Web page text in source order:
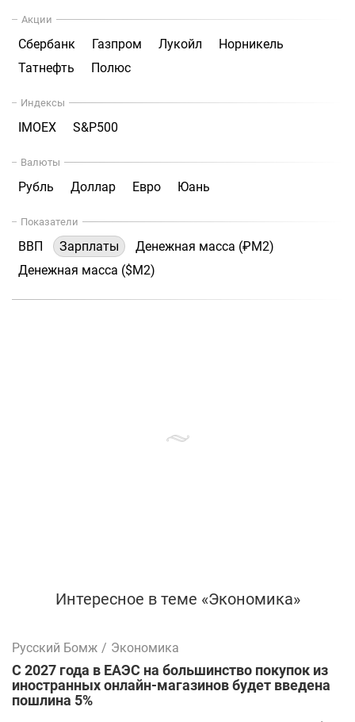
Акции
Сбербанк Газпром Лукойл
Норникель
Татнефть
Полюс
Индексы
IMOEX S&P500
Валюты
Рубль Доллар Евро Юань
Показатели
ВВП Зарплаты
Денежная масса (₽М2)
Денежная масса ($М2)
Интересное в теме «Экономика»
Русский Бомж / Экономика
С 2027 года в ЕАЭС на большинство покупок из
иностранных онлайн-магазинов будет введена
пошлина 5%